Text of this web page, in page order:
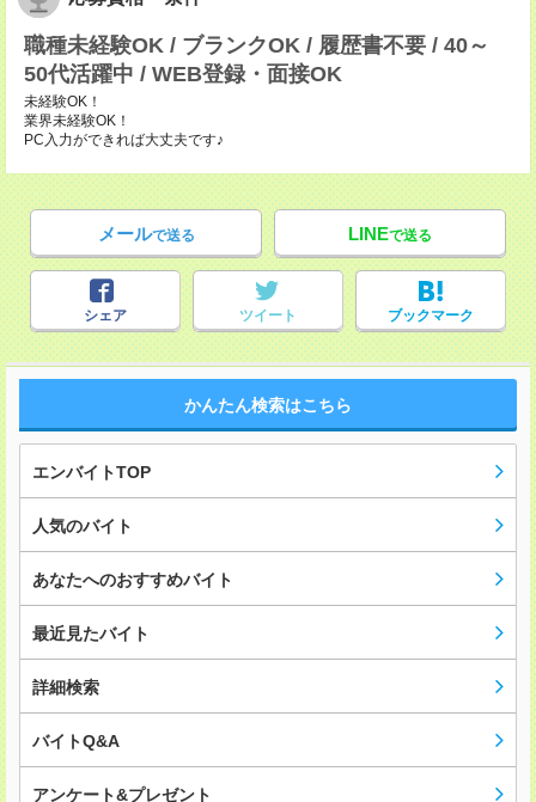
職種未経験OK / ブランクOK / 履歴書不要 / 40～
50代活躍中 / WEB登録・面接OK
未経験OK！
業界未経験OK！
PC入力ができれば大丈夫です♪
メールで送る LINEで送る
シェア ツイート ブックマーク
かんたん検索はこちら
エンバイトTOP
人気のバイト
あなたへのおすすめバイト
最近見たバイト
詳細検索
バイトQ&A
アンケート&プレゼント